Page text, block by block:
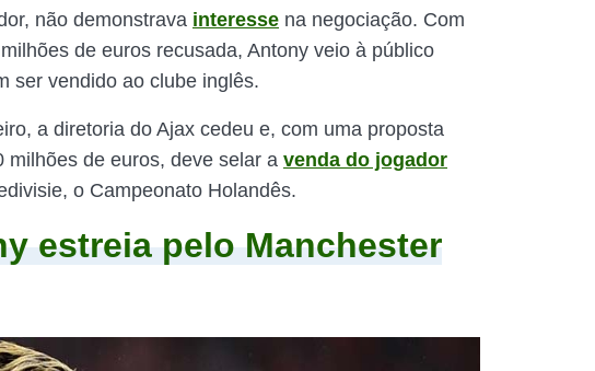
não demonstrava interesse na negociação. Com
de euros recusada, Antony veio à público
ser vendido ao clube inglês.
a diretoria do Ajax cedeu e, com uma proposta
milhões de euros, deve selar a venda do jogador
o Campeonato Holandês.
estreia pelo Manchester